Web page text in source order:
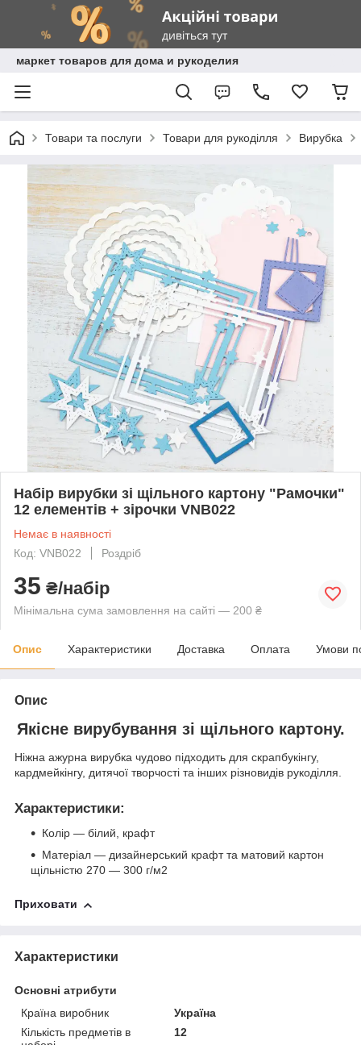
маркет товаров для дома и рукоделия
Товари та послуги Товари для рукоділля Вирубка
Набір вирубки зі щільного картону "Рамочки"
12 елементів + зірочки VNB022
Немає в наявності
Код: VNB022
Роздріб
35 ₴/набір
Мінімальна сума замовлення на сайті — 200 ₴
Опис Характеристики Доставка Оплата Умови
Опис
Якісне вирубування зі щільного картону.
Ніжна ажурна вирубка чудово підходить для скрапбукінгу,
кардмейкінгу, дитячої творчості та інших різновидів рукоділля.
Характеристики:
Колір — білий, крафт
Матеріал — дизайнерський крафт та матовий картон
щільністю 270 — 300 г/м2
Приховати
Характеристики
Основні атрибути
Країна виробник
Україна
Кількість предметів в
12